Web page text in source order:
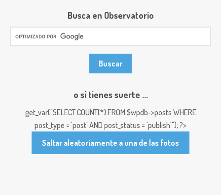
Busca en Observatorio
o si tienes suerte ...
get_var("SELECT COUNT(*) FROM $wpdb->posts WHERE
post_type = 'post' AND post_status = 'publish'"); ?>
Saltar aleatoriamente a una de las fotos